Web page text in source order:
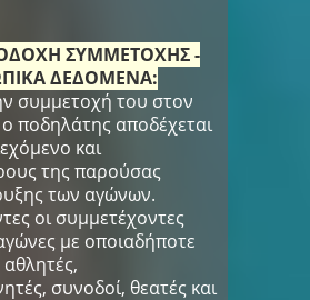
ΣΥΜΜΕΤΟΧΗΣ -
ΔΕΔΟΜΕΝΑ:
συμμετοχή του στον
ποδηλάτης αποδέχεται
και
της παρούσας
των αγώνων.
οι συμμετέχοντες
με οποιαδήποτε
συνοδοί, θεατές και